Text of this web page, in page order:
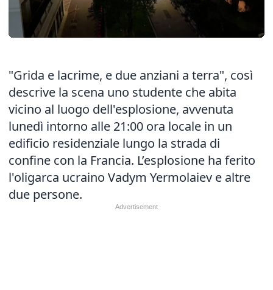
"Grida e lacrime, e due anziani a terra", così
descrive la scena uno studente che abita
vicino al luogo dell'esplosione, avvenuta
lunedì intorno alle 21:00 ora locale in un
edificio residenziale lungo la strada di
confine con la Francia. L’esplosione ha ferito
l'oligarca ucraino Vadym Yermolaiev e altre
due persone.